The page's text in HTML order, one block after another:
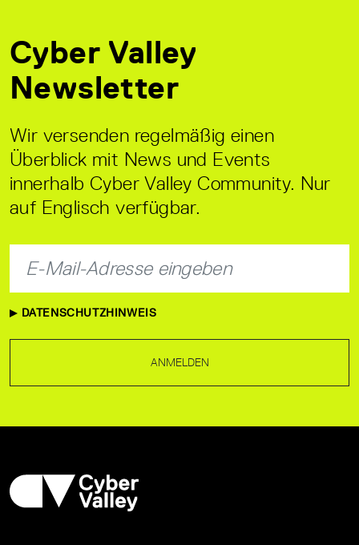
Cyber Valley
Newsletter
Wir versenden regelmäßig einen
Überblick mit News und Events
innerhalb Cyber Valley Community. Nur
auf Englisch verfügbar.
DATENSCHUTZHINWEIS
ANMELDEN